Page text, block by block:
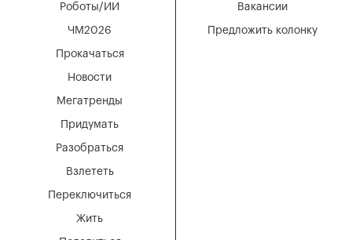
Мегатренды
Придумать
Разобраться
Взлететь
Новости
Переключиться
Жить
Роботы/ИИ
ЧМ2026
Прокачаться
Вакансии
Предложить колонку